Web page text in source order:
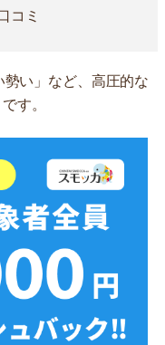
コミ
い」など、高圧的な
す。